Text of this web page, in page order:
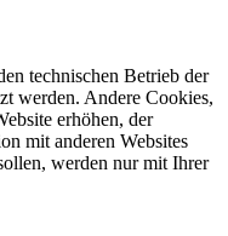
technischen Betrieb der
werden. Andere Cookies,
erhöhen, der
mit anderen Websites
werden nur mit Ihrer